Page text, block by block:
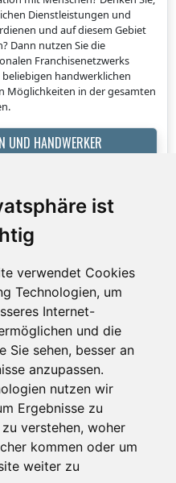
ist
verwendet Cookies
Technologien, um
Internet-
und die
Sie sehen, besser an
anzupassen.
nutzen wir
Ergebnisse zu
zu verstehen, woher
kommen oder um
weiter zu
Dienstleistungen und
und auf diesem Gebiet
Dann nutzen Sie die
Franchisenetzwerks
handwerklichen
Möglichkeiten in der gesamten
UND HANDWERKER
FAQ – für Anbieter
Marketing